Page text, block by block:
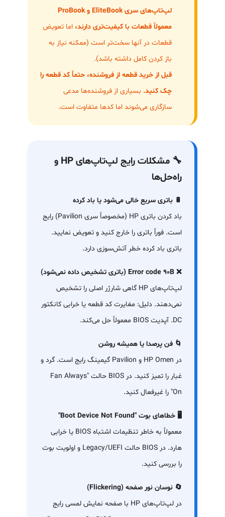
لپ‌تاپ‌های سری EliteBook و ProBook
معمولاً قطعات با کیفیت‌تری دارند، اما تعویض
قطعات در آنها سخت‌تر است (ممکنه نیاز به
باز کردن کامل داشته باشد).
قبل از خرید قطعه از فروشنده، حتماً کد قطعه را
چک کنید. بسیاری از فروشنده‌ها مدعی
سازگاری می‌شوند اما کدها متفاوت است.
🔧 مشکلات رایج لپ‌تاپ‌های HP و
راه‌حل‌ها
🔋 باتری سریع خالی می‌شود یا باد کرده
باد کردن باتری HP (مخصوصاً سری Pavilion) رایج
است. فوراً باتری را خارج کنید و تعویض نمایید.
باتری باد کرده خطر آتش‌سوزی دارد.
❌ Error code 90B (باتری تشخیص داده نمی‌شود)
لپ‌تاپ‌های HP گاهی شارژر اصلی را تشخیص
نمی‌دهند. دلیل: مغایرت کد قطعه یا خرابی کانکتور
DC. آپدیت BIOS معمولاً حل می‌کند.
🌀 فن پرصدا یا همیشه روشن
در HP Omen و Pavilion گیمینگ رایج است. گرد و
غبار را تمیز کنید. در BIOS حالت "Fan Always
On" را غیرفعال کنید.
🖥️ خطاهای بوت "Boot Device Not Found"
معمولاً به خاطر تنظیمات اشتباه BIOS یا خرابی
هارد. در BIOS حالت Legacy/UEFI و اولویت بوت
را بررسی کنید.
🔄 نوسان نور صفحه (Flickering)
در لپ‌تاپ‌های HP با صفحه نمایش لمسی رایج